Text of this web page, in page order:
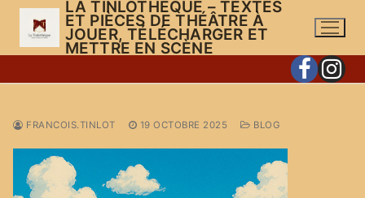
Aller
contenu
LA TINLOTHÈQUE – TEXTES
ET PIÈCES DE THÉÂTRE À
JOUER, TÉLÉCHARGER ET
METTRE EN SCÈNE
FRANCOIS.TINLOT 19 OCTOBRE 2025 BLOG